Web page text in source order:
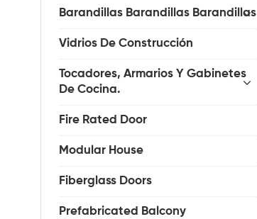
Barandillas Barandillas Barandillas
Vidrios De Construcción
Tocadores, Armarios Y Gabinetes
De Cocina.
Fire Rated Door
Modular House
Fiberglass Doors
Prefabricated Balcony